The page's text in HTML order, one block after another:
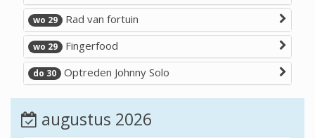
wo 29 Rad van fortuin
wo 29 Fingerfood
do 30 Optreden Johnny Solo
augustus 2026